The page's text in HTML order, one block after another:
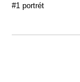
#1 portrét